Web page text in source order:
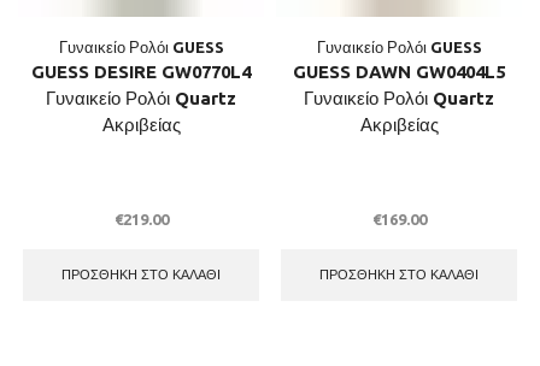
Γυναικείο Ρολόι GUESS
GUESS DESIRE GW0770L4
Γυναικείο Ρολόι Quartz
Ακριβείας
€219.00
ΠΡΟΣΘΉΚΗ ΣΤΟ ΚΑΛΆΘΙ
Γυναικείο Ρολόι GUESS
GUESS DAWN GW0404L5
Γυναικείο Ρολόι Quartz
Ακριβείας
€169.00
ΠΡΟΣΘΉΚΗ ΣΤΟ ΚΑΛΆΘΙ